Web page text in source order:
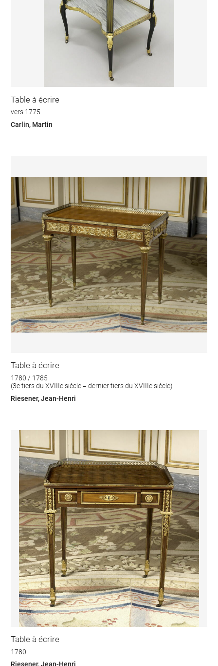
Table à écrire
vers 1775
Carlin, Martin
Table à écrire
1780 / 1785
(3e tiers du XVIIIe siècle = dernier tiers du XVIIIe siècle)
Riesener, Jean-Henri
Table à écrire
1780
Riesener, Jean-Henri